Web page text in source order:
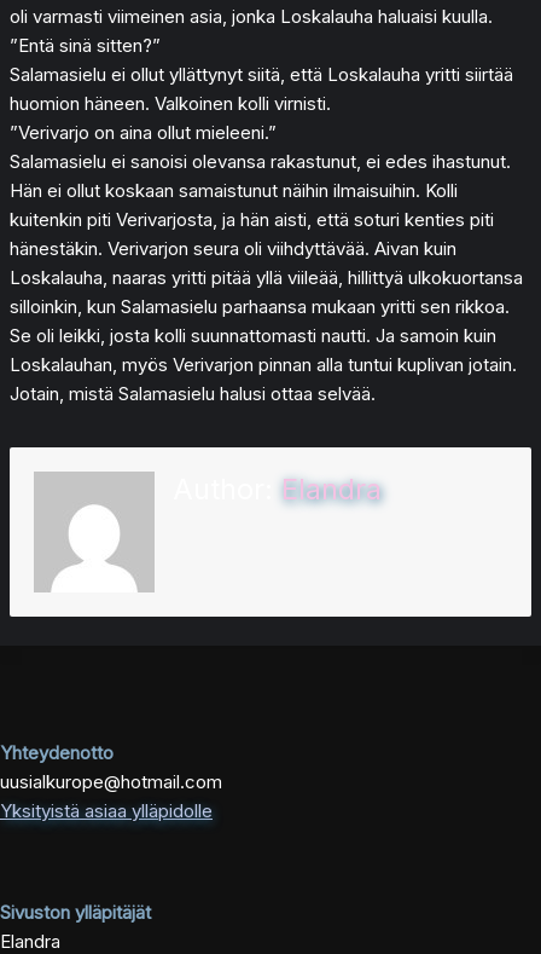
oli varmasti viimeinen asia, jonka Loskalauha haluaisi kuulla.
”Entä sinä sitten?”
Salamasielu ei ollut yllättynyt siitä, että Loskalauha yritti siirtää
huomion häneen. Valkoinen kolli virnisti.
”Verivarjo on aina ollut mieleeni.”
Salamasielu ei sanoisi olevansa rakastunut, ei edes ihastunut.
Hän ei ollut koskaan samaistunut näihin ilmaisuihin. Kolli
kuitenkin piti Verivarjosta, ja hän aisti, että soturi kenties piti
hänestäkin. Verivarjon seura oli viihdyttävää. Aivan kuin
Loskalauha, naaras yritti pitää yllä viileää, hillittyä ulkokuortansa
silloinkin, kun Salamasielu parhaansa mukaan yritti sen rikkoa.
Se oli leikki, josta kolli suunnattomasti nautti. Ja samoin kuin
Loskalauhan, myös Verivarjon pinnan alla tuntui kuplivan jotain.
Jotain, mistä Salamasielu halusi ottaa selvää.
Elandra
Yhteydenotto
uusialkurope@hotmail.com
Yksityistä asiaa ylläpidolle
Sivuston ylläpitäjät
Elandra